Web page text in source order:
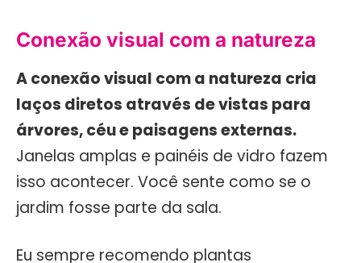
Conexão visual com a natureza
A conexão visual com a natureza cria
laços diretos através de vistas para
árvores, céu e paisagens externas.
Janelas amplas e painéis de vidro fazem
isso acontecer. Você sente como se o
jardim fosse parte da sala.
Eu sempre recomendo plantas